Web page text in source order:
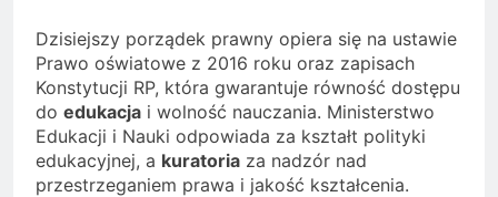
Dzisiejszy porządek prawny opiera się na ustawie
Prawo oświatowe z 2016 roku oraz zapisach
Konstytucji RP, która gwarantuje równość dostępu
do edukacja i wolność nauczania. Ministerstwo
Edukacji i Nauki odpowiada za kształt polityki
edukacyjnej, a kuratoria za nadzór nad
przestrzeganiem prawa i jakość kształcenia.